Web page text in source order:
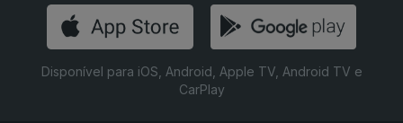
Disponível para iOS, Android, Apple TV, Android TV e
CarPlay